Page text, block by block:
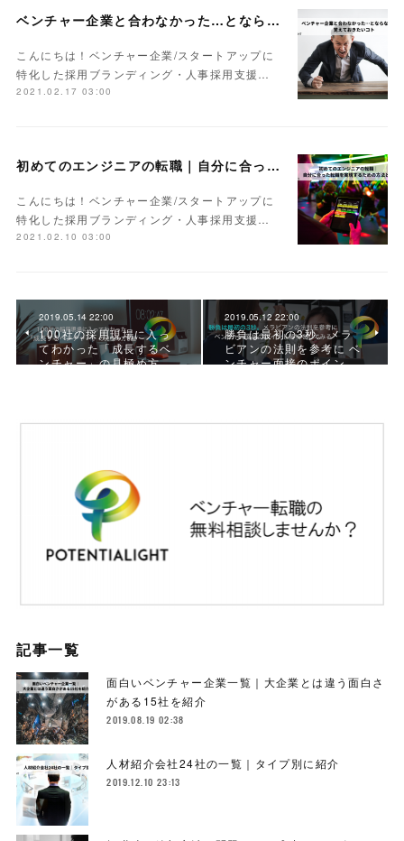
ベンチャー企業と合わなかった…とならないために覚えておきたいコト
こんにちは！ベンチャー企業/スタートアップに
特化した採用ブランディング・人事採用支援…
2021.02.17 03:00
初めてのエンジニアの転職｜自分に合った転職を実現するための方法とは
こんにちは！ベンチャー企業/スタートアップに
特化した採用ブランディング・人事採用支援…
2021.02.10 03:00
2019.05.14 22:00
100社の採用現場に入っ
てわかった「成長するベ
ンチャー」の見極め方…
2019.05.12 22:00
勝負は最初の3秒。メラ
ビアンの法則を参考に ベ
ンチャー面接のポイン…
記事一覧
面白いベンチャー企業一覧｜大企業とは違う面白さ
がある15社を紹介
2019.08.19 02:38
人材紹介会社24社の一覧｜タイプ別に紹介
2019.12.10 23:13